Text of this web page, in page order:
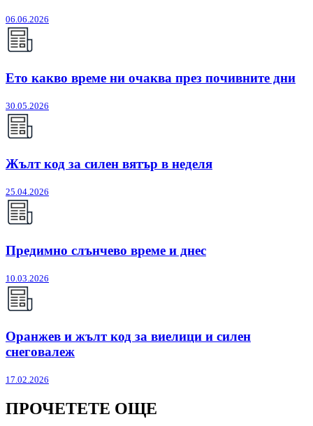
06.06.2026
Ето какво време ни очаква през почивните дни
30.05.2026
Жълт код за силен вятър в неделя
25.04.2026
Предимно слънчево време и днес
10.03.2026
Оранжев и жълт код за виелици и силен
снеговалеж
17.02.2026
ПРОЧЕТЕТЕ ОЩЕ